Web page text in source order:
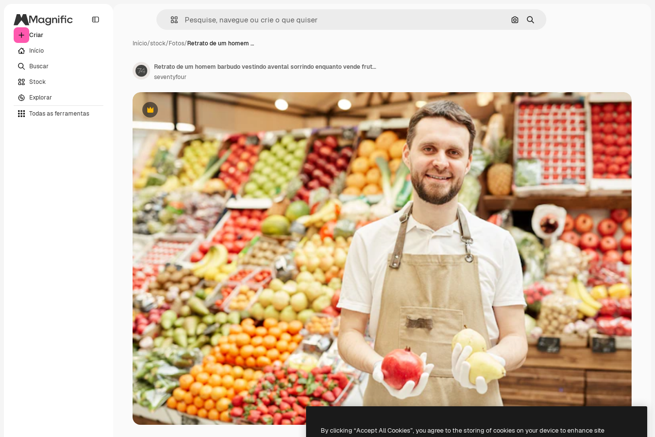
Criar
Início
Buscar
Stock
Explorar
Todas as ferramentas
Pesquisar por imagem
Buscar
Início/stock/Fotos/Retrato de um homem …
Premium
Retrato de um homem barbudo vestindo avental sorrindo enquanto vende frutas e vegetais frescos no mercado de agricultores
seventyfour
By clicking “Accept All Cookies”, you agree to the storing of cookies on your device to enhance site